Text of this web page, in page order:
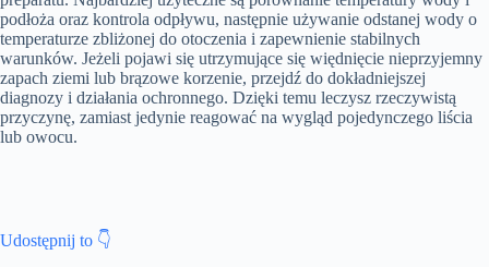
podłoża oraz kontrola odpływu, następnie używanie odstanej wody o
temperaturze zbliżonej do otoczenia i zapewnienie stabilnych
warunków. Jeżeli pojawi się utrzymujące się więdnięcie nieprzyjemny
zapach ziemi lub brązowe korzenie, przejdź do dokładniejszej
diagnozy i działania ochronnego. Dzięki temu leczysz rzeczywistą
przyczynę, zamiast jedynie reagować na wygląd pojedynczego liścia
lub owocu.
Udostępnij to 👇